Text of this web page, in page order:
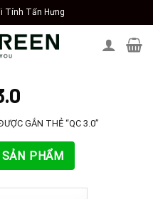
Tính Tấn Hưng
GẮN THẺ “QC 3.0”
PHẨM